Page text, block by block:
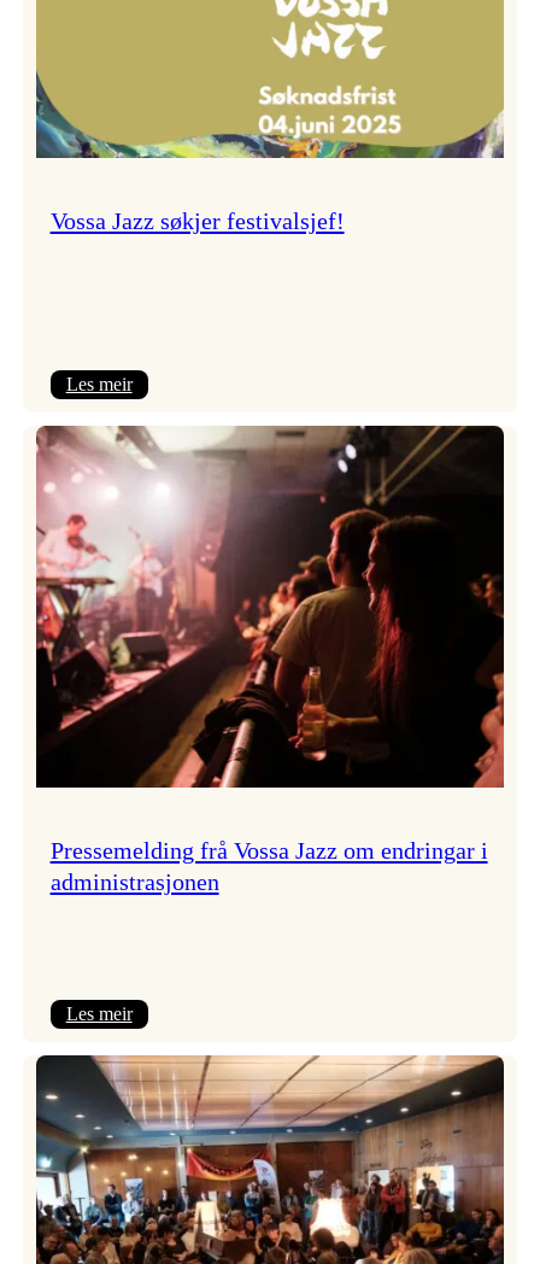
Vossa Jazz søkjer festivalsjef!
Les meir:
Jazz
søkjer
Pressemelding frå Vossa Jazz om endringar i
administrasjonen
Les meir:
frå
Vossa
Jazz
om
endringar
i
administrasjonen